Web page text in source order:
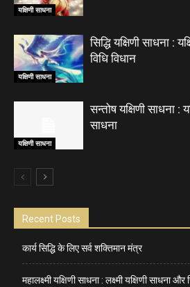
यक्षिणी साधना
यक्षिणी साधना
सिद्धि यक्षिणी साधना :
विधि विधान
यक्षिणी साधना
सन्तोष यक्षिणी साधना :
साधना
Recent Posts
कार्य सिद्धि के लिए सर्व शक्तिमान मंत्र
महालक्ष्मी यक्षिणी साधना : लक्ष्मी यक्षिणी साधना और